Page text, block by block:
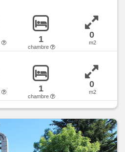
1
chambre
0
m2
1
chambre
0
m2